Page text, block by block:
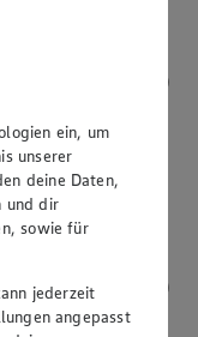
ein, um
unserer
deine Daten,
und dir
sowie für
jederzeit
angepasst